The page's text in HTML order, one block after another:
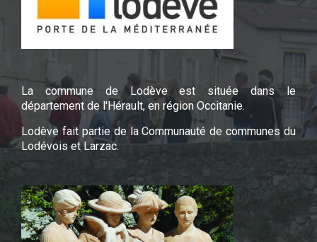
La commune de Lodève est située dans le
département de l'Hérault, en région Occitanie.
Lodève fait partie de la Communauté de communes du
Lodévois et Larzac.